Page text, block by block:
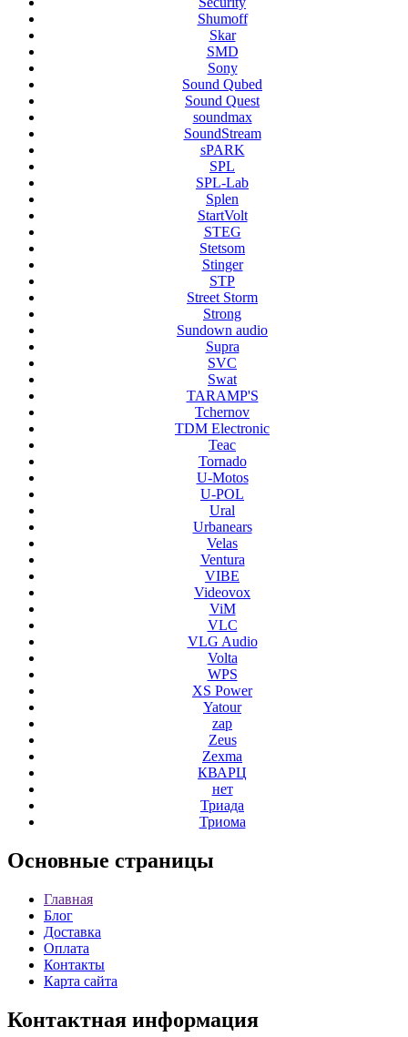
Shumoff
Skar
SMD
Sony
Sound Qubed
Sound Quest
soundmax
SoundStream
sPARK
SPL
SPL-Lab
Splen
StartVolt
STEG
Stetsom
Stinger
STP
Street Storm
Strong
Sundown audio
Supra
SVC
Swat
TARAMP'S
Tchernov
TDM Electronic
Teac
Tornado
U-Motos
U-POL
Ural
Urbanears
Velas
Ventura
VIBE
Videovox
ViM
VLC
VLG Audio
Volta
WPS
XS Power
Yatour
zap
Zeus
Zexma
КВАРЦ
нет
Триада
Триома
Основные страницы
Главная
Блог
Доставка
Оплата
Контакты
Карта сайта
Контактная информация